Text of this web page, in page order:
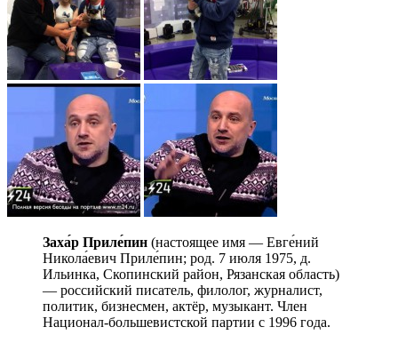
Заха́р Приле́пин (настоящее имя — Евге́ний
Никола́евич Приле́пин; род. 7 июля 1975, д.
Ильинка, Скопинский район, Рязанская область)
— российский писатель, филолог, журналист,
политик, бизнесмен, актёр, музыкант. Член
Национал-большевистской партии с 1996 года.